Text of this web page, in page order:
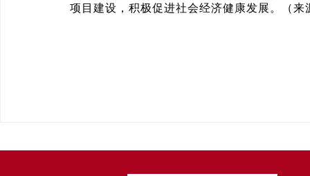
项目建设，积极促进社会经济健康发展。（